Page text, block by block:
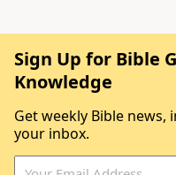
Sign Up for Bible
Knowledge
Get weekly Bible news,
your inbox.